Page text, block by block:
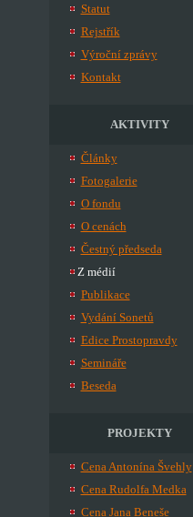
Statut
Rejstřík
Výroční zprávy
Kontakt
AKTIVITY
Články
Fotogalerie
O fondu
O cenách
Čestný předseda
Z médií
Publikace
Vydání Sonetů
Edice Prostopravdy
Semináře
Beseda
PROJEKTY
Cena Antonína Švehly
Cena Rudolfa Medka
Cena Jana Beneše